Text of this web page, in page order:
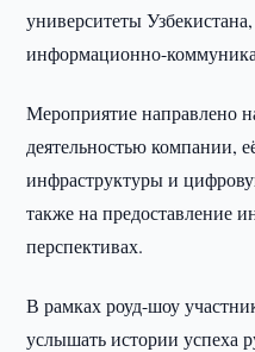
университеты
информационно-
Мероприятие направлено
деятельностью компании,
инфраструктуры и
также на предоставление
перспективах.
В рамках роуд-шоу
услышать истории успеха